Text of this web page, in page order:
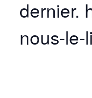
dernier.
nous-le-